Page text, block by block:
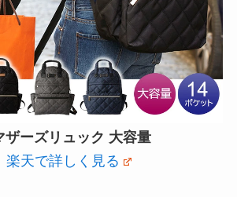
ザーズリュック 大容量
楽天で詳しく見る